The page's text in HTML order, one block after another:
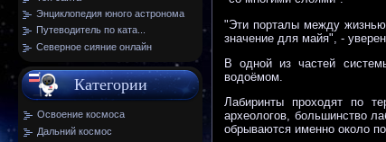
Энциклопедия юного астронома
Путеводитель по ката...
Северное сияние онлайн
Категории
Освоение космоса
Дальний космос
"Эти порталы между
значение для майя", - уверен
В одной из частей
водоёмом.
Лабиринты проходят по
археологов, большинство
обрываются именно около